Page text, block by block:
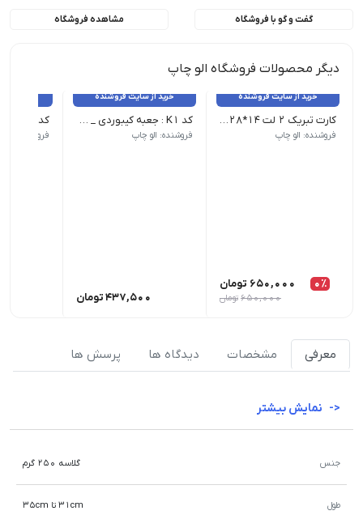
گفت و گو با فروشگاه مشاهده فروشگاه
دیگر محصولات فروشگاه الو چاپ
خرید از سایت فروشنده
کارت تبریک 2 لت 14*28 _ 100 عدد
فروشنده: الو چاپ
0٪ 650,000 تومان
650,000 تومان
خرید از سایت فروشنده
کد K1 : جعبه کیبوردی _ 25 عدد
فروشنده: الو چاپ
437,500تومان
فروشنده: الو
معرفی مشخصات دیدگاه ها پرسش ها
جنس گلاسه 250 گرم
طول 31cm تا 35cm